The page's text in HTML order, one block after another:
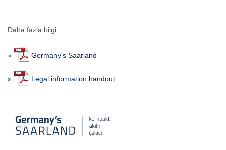
Daha fazla bilgi:
» Germany's Saarland
» Legal information handout